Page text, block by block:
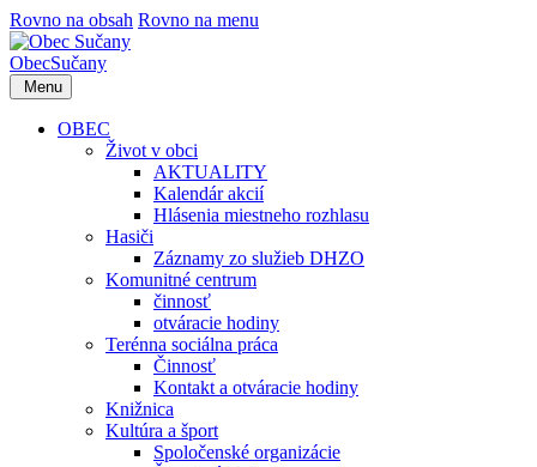
Rovno na obsah Rovno na menu
ObecSučany
Menu
OBEC
Život v obci
AKTUALITY
Kalendár akcií
Hlásenia miestneho rozhlasu
Hasiči
Záznamy zo služieb DHZO
Komunitné centrum
činnosť
otváracie hodiny
Terénna sociálna práca
Činnosť
Kontakt a otváracie hodiny
Knižnica
Kultúra a šport
Spoločenské organizácie